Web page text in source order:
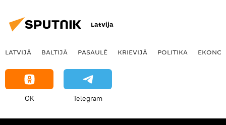
Latvija
LATVIJĀ BALTIJĀ PASAULĒ KRIEVIJĀ POLITIKA
OK Telegram